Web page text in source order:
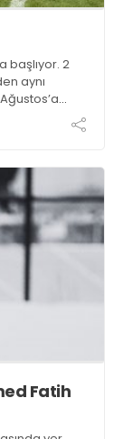
başlıyor. 2
aynı
Fatih